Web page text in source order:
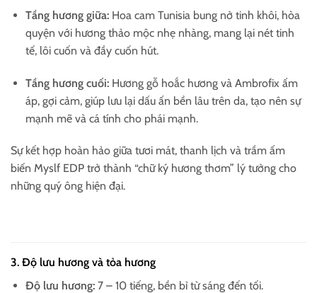
Tầng hương giữa:Hoa cam Tunisia bung nở tinh khôi, hòa
quyện với hương thảo mộc nhẹ nhàng, mang lại nét tinh
tế, lôi cuốn và đầy cuốn hút.
Tầng hương cuối:Hương gỗ hoắc hương và Ambrofix ấm
áp, gợi cảm, giúp lưu lại dấu ấn bền lâu trên da, tạo nên sự
mạnh mẽ và cá tính cho phái mạnh.
Sự kết hợp hoàn hảo giữa tươi mát, thanh lịch và trầm ấm
biến Myslf EDP trở thành “chữ ký hương thơm” lý tưởng cho
những quý ông hiện đại.
3. Độ lưu hương và tỏa hương
Độ lưu hương:7 – 10 tiếng, bền bỉ từ sáng đến tối.